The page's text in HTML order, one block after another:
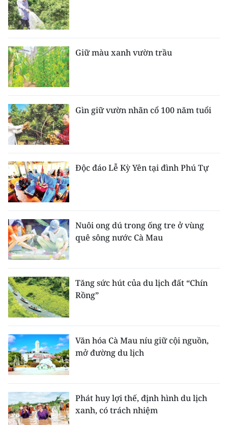
Giữ màu xanh vườn trầu
Gìn giữ vườn nhãn cổ 100 năm tuổi
Độc đáo Lễ Kỳ Yên tại đình Phú Tự
Nuôi ong dú trong ống tre ở vùng
quê sông nước Cà Mau
Tăng sức hút của du lịch đất “Chín
Rồng”
Văn hóa Cà Mau níu giữ cội nguồn,
mở đường du lịch
Phát huy lợi thế, định hình du lịch
xanh, có trách nhiệm